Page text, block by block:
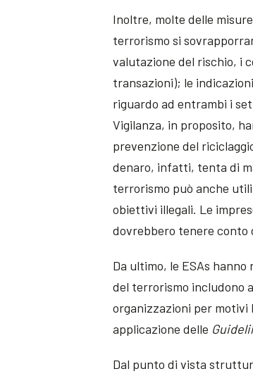
Inoltre, molte delle
terrorismo si
valutazione del rischio, i
transazioni); le
riguardo ad entrambi i
Vigilanza, in proposito,
prevenzione del
denaro, infatti, tenta di
terrorismo può anche
obiettivi illegali. Le
dovrebbero tenere conto
Da ultimo, le ESAs
del terrorismo includono
organizzazioni per
applicazione delle
Dal punto di vista